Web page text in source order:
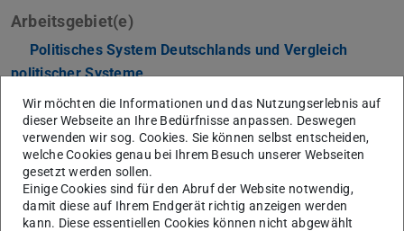
Arbeitsgebiet(e)
Politisches System Deutschlands und Vergleich
politischer Systeme
Kontakt
thilo.dieing@tu-...
S3|12
Residenzschloss 1
64283 Darmstadt
Wir möchten die Informationen und das Nutzungserlebnis auf
dieser Webseite an Ihre Bedürfnisse anpassen. Deswegen
verwenden wir sog. Cookies. Sie können selbst entscheiden,
welche Cookies genau bei Ihrem Besuch unserer Webseiten
gesetzt werden sollen.
Einige Cookies sind für den Abruf der Website notwendig,
damit diese auf Ihrem Endgerät richtig anzeigen werden
kann. Diese essentiellen Cookies können nicht abgewählt